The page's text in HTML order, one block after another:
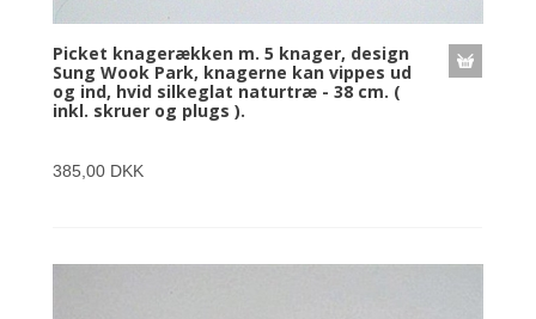
Picket knagerækken m. 5 knager, design
Sung Wook Park, knagerne kan vippes ud
og ind, hvid silkeglat naturtræ - 38 cm. (
inkl. skruer og plugs ).
385,00 DKK